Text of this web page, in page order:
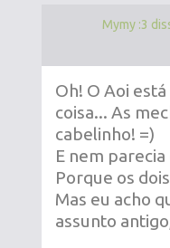
Mymy :3
Oh! O Aoi
coisa... As
cabelinho! =)
E nem
Porque os
Mas eu acho
assunto